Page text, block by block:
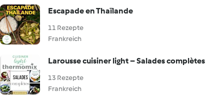
Escapade en Thaïlande
11 Rezepte
Frankreich
Larousse cuisiner light – Salades complètes
13 Rezepte
Frankreich